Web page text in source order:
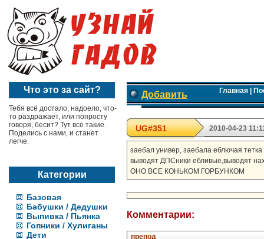
Что это за сайт?
Тебя всё достало, надоело, что-
то раздражает, или попросту
говоря, бесит? Тут все такие.
Поделись с нами, и станет
легче.
Категории
Базовая
Бабушки / Дедушки
Выпивка / Пьянка
Гопники / Хулиганы
Дети
Добавить Главная|
UG#351 2010-04-23
заебал универ, заебала еблючая
выводят ДПСники ебливые,выводят
ОНО ВСЕ КОНЬКОМ ГОРБУНКОМ
Комментарии:
препод